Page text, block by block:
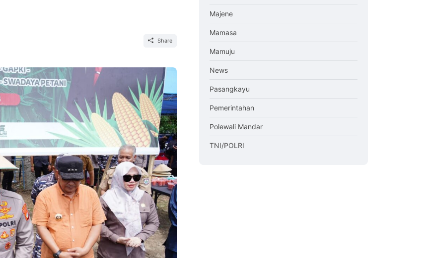
Share
Majene
Mamasa
Mamuju
News
Pasangkayu
Pemerintahan
Polewali Mandar
TNI/POLRI